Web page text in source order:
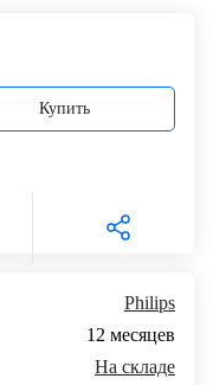
Купить
Philips
12 месяцев
На складе